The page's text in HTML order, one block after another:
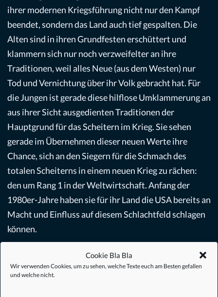
Cookie Bla Bla
Wir verwenden Cookies, um zu sehen, welche Texte euch am Besten gefallen
und welche nicht.
ihrer modernen Kriegsführung nicht nur den Kampf
beendet, sondern das Land auch tief gespalten. Die
Alten sind in ihren Grundfesten erschüttert und
klammern sich nur noch verzweifelter an ihre
Traditionen, weil alles Neue (aus dem Westen) nur
Tod und Vernichtung über ihr Volk gebracht hat. Für
die Jungen ist gerade diese hilflose Umklammerung an
aus ihrer Sicht ausgedienten Traditionen der
Hauptgrund für das Scheitern im Krieg. Sie sehen
gerade im Übernehmen dieser neuen Werte ihre
Chance, sich an den Siegern für die Schmach des
totalen Scheiterns in einem neuen Krieg zu rächen:
den um Rang 1 in der Weltwirtschaft. Anfang der
1980er-Jahre haben sie für ihr Land die USA bereits an
Macht und Einfluss auf diesem Schlachtfeld schlagen
können.
So stehen die beiden Brüder durch ihren Kampf, um
ein verlorenes Samuraischwert,
Symbol für ein